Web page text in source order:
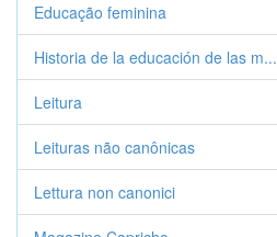
Educação feminina
Historia de la educación de las m...
Leitura
Leituras não canônicas
Lettura non canonici